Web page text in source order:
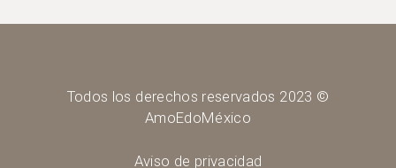
Todos los derechos reservados 2023 ©
AmoEdoMéxico
Aviso de privacidad